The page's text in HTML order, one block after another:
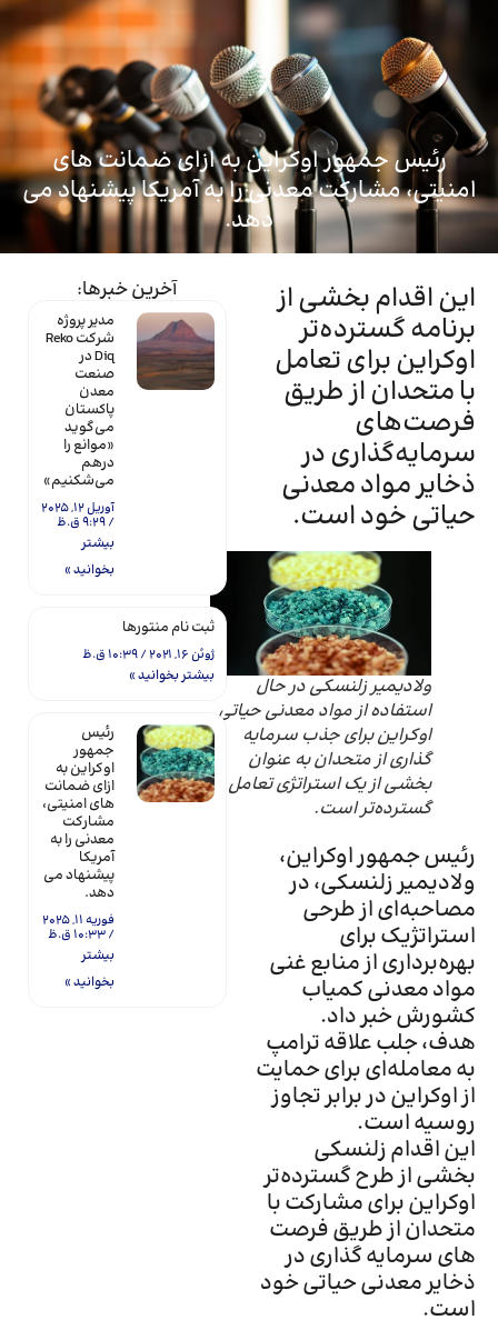
ماینتک
رئیس جمهور اوکراین به ازای ضمانت های
امنیتی، مشارکت معدنی را به آمریکا پیشنهاد می
دهد.
آخرین خبرها:
مدیر پروژه
شرکت Reko
Diq در
صنعت
معدن
پاکستان
می‌گوید
«موانع را
درهم
می‌شکنیم»
آوریل 12, 2025
9:29 ق.ظ
بیشتر
بخوانید »
ثبت نام منتورها
ژوئن 16, 2021 10:39 ق.ظ
بیشتر بخوانید »
رئیس
جمهور
اوکراین به
ازای ضمانت
های امنیتی،
مشارکت
معدنی را به
آمریکا
پیشنهاد می
دهد.
فوریه 11, 2025
10:33 ق.ظ
بیشتر
بخوانید »
این اقدام بخشی از
برنامه گسترده‌تر
اوکراین برای تعامل
با متحدان از طریق
فرصت‌های
سرمایه‌گذاری در
ذخایر مواد معدنی
حیاتی خود است.
ولادیمیر زلنسکی در حال
استفاده از مواد معدنی حیاتی
اوکراین برای جذب سرمایه
گذاری از متحدان به عنوان
بخشی از یک استراتژی تعامل
گسترده‌تر است.
رئیس جمهور اوکراین،
ولادیمیر زلنسکی، در
مصاحبه‌ای از طرحی
استراتژیک برای
بهره‌برداری از منابع غنی
مواد معدنی کمیاب
کشورش خبر داد.
هدف، جلب علاقه ترامپ
به معامله‌ای برای حمایت
از اوکراین در برابر تجاوز
روسیه است.
این اقدام زلنسکی
بخشی از طرح گسترده‌تر
اوکراین برای مشارکت با
متحدان از طریق فرصت
های سرمایه گذاری در
ذخایر معدنی حیاتی خود
است.